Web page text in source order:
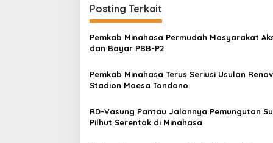
i
g
a
i
o
s
Posting Terkait
Pemkab Minahasa Permudah Masyarakat
dan Bayar PBB-P2
Pemkab Minahasa Terus Seriusi Usulan
Stadion Maesa Tondano
RD-Vasung Pantau Jalannya Pemungutan
Pilhut Serentak di Minahasa